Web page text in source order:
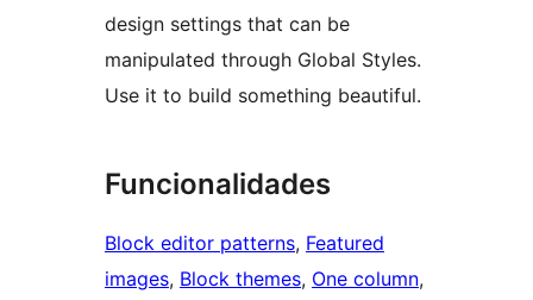
design settings that can be
manipulated through Global Styles.
Use it to build something beautiful.
Funcionalidades
Block editor patterns, Featured
images, Block themes, One column